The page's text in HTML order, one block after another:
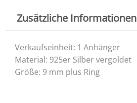
Menge
Zusätzliche Informationen
Verkaufseinheit: 1 Anhänger
Material: 925er Silber vergoldet
Größe: 9 mm plus Ring